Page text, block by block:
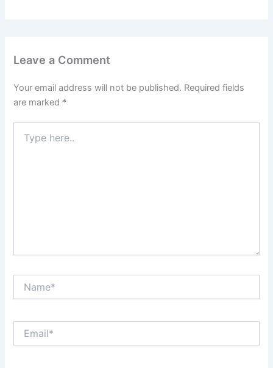
Leave a Comment
Your email address will not be published. Required fields
are marked *
here..